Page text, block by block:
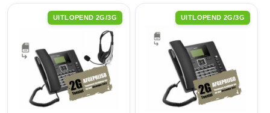
UITLOPEND 2G/3G UITLOPEND 2G/3G